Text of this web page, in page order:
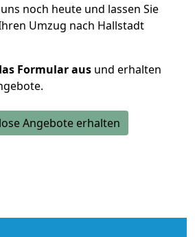
noch heute und lassen Sie
Umzug nach Hallstadt
Formular aus und erhalten
Angebote erhalten